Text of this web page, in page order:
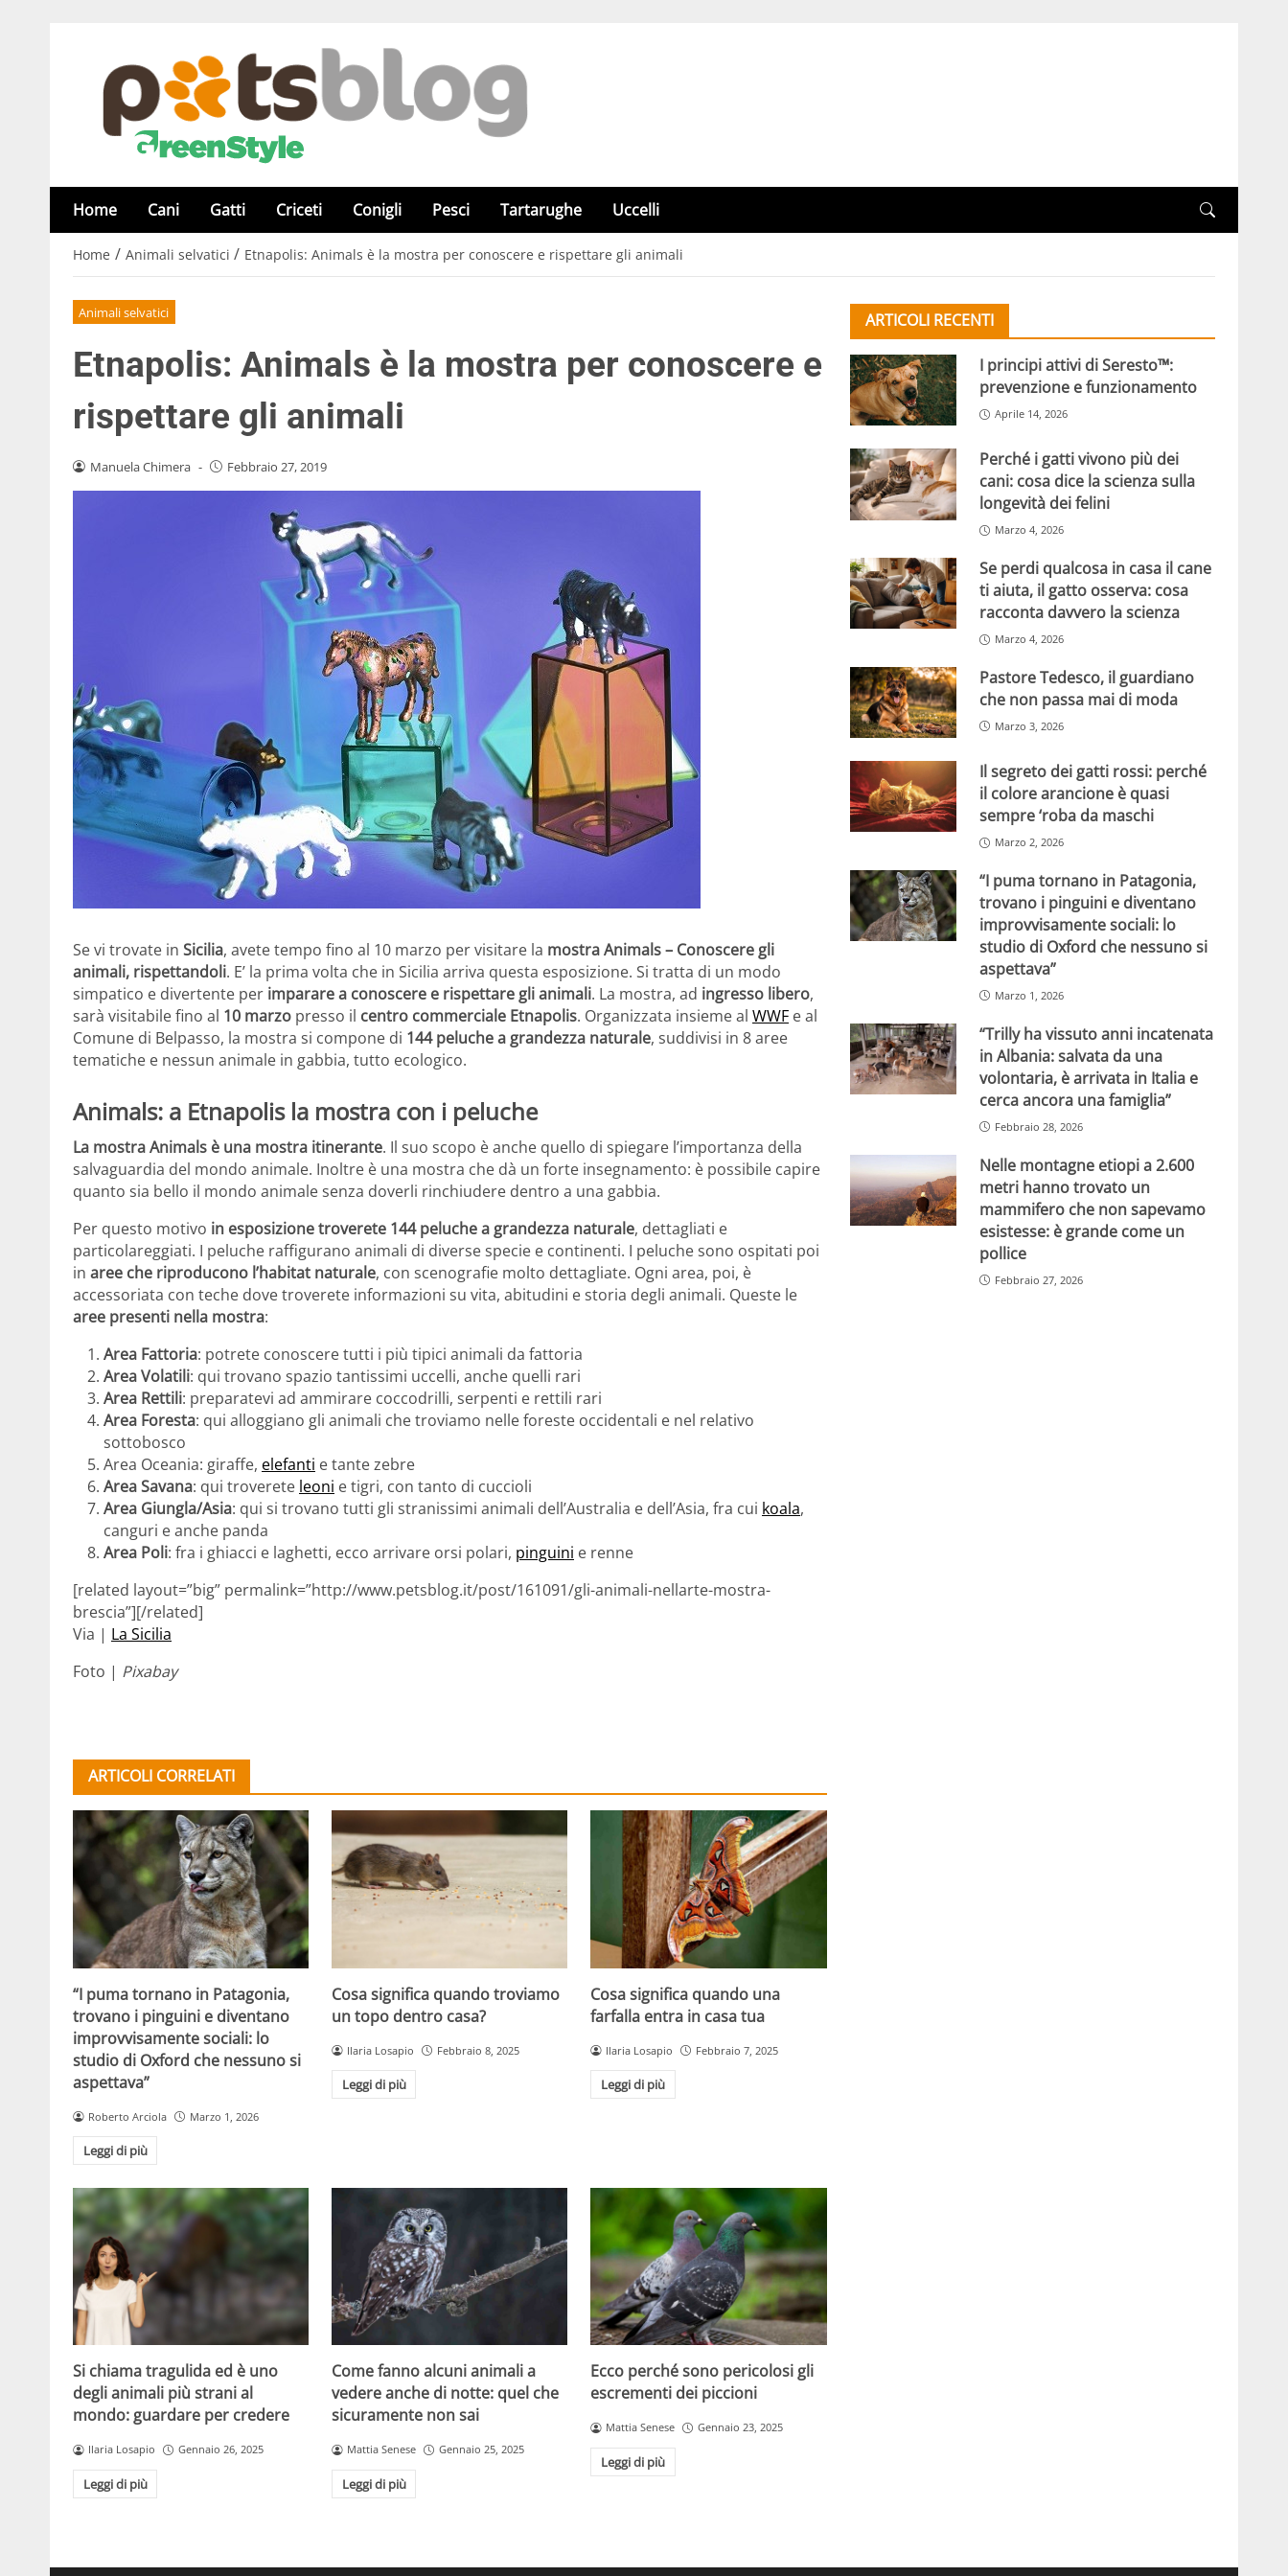
Home Cani Gatti Criceti Conigli Pesci Tartarughe Uccelli
Home / Animali selvatici / Etnapolis: Animals è la mostra per conoscere e rispettare gli animali
Animali selvatici
Etnapolis: Animals è la mostra per conoscere e
rispettare gli animali
Manuela Chimera - Febbraio 27, 2019
Se vi trovate in Sicilia, avete tempo fino al 10 marzo per visitare la mostra Animals – Conoscere gli
animali, rispettandoli. E’ la prima volta che in Sicilia arriva questa esposizione. Si tratta di un modo
simpatico e divertente per imparare a conoscere e rispettare gli animali. La mostra, ad ingresso libero,
sarà visitabile fino al 10 marzo presso il centro commerciale Etnapolis. Organizzata insieme al WWF e al
Comune di Belpasso, la mostra si compone di 144 peluche a grandezza naturale, suddivisi in 8 aree
tematiche e nessun animale in gabbia, tutto ecologico.
Animals: a Etnapolis la mostra con i peluche
La mostra Animals è una mostra itinerante. Il suo scopo è anche quello di spiegare l’importanza della
salvaguardia del mondo animale. Inoltre è una mostra che dà un forte insegnamento: è possibile capire
quanto sia bello il mondo animale senza doverli rinchiudere dentro a una gabbia.
Per questo motivo in esposizione troverete 144 peluche a grandezza naturale, dettagliati e
particolareggiati. I peluche raffigurano animali di diverse specie e continenti. I peluche sono ospitati poi
in aree che riproducono l’habitat naturale, con scenografie molto dettagliate. Ogni area, poi, è
accessoriata con teche dove troverete informazioni su vita, abitudini e storia degli animali. Queste le
aree presenti nella mostra:
Area Fattoria: potrete conoscere tutti i più tipici animali da fattoria
Area Volatili: qui trovano spazio tantissimi uccelli, anche quelli rari
Area Rettili: preparatevi ad ammirare coccodrilli, serpenti e rettili rari
Area Foresta: qui alloggiano gli animali che troviamo nelle foreste occidentali e nel relativo
sottobosco
Area Oceania: giraffe, elefanti e tante zebre
Area Savana: qui troverete leoni e tigri, con tanto di cuccioli
Area Giungla/Asia: qui si trovano tutti gli stranissimi animali dell’Australia e dell’Asia, fra cui koala,
canguri e anche panda
Area Poli: fra i ghiacci e laghetti, ecco arrivare orsi polari, pinguini e renne
[related layout=”big” permalink=”http://www.petsblog.it/post/161091/gli-animali-nellarte-mostra-
brescia”][/related]
Via | La Sicilia
Foto | Pixabay
ARTICOLI CORRELATI
“I puma tornano in Patagonia,
trovano i pinguini e diventano
improvvisamente sociali: lo
studio di Oxford che nessuno si
aspettava”
Roberto Arciola Marzo 1, 2026
Leggi di più
Cosa significa quando troviamo
un topo dentro casa?
Ilaria Losapio Febbraio 8, 2025
Leggi di più
Cosa significa quando una
farfalla entra in casa tua
Ilaria Losapio Febbraio 7, 2025
Leggi di più
Si chiama tragulida ed è uno
degli animali più strani al
mondo: guardare per credere
Ilaria Losapio Gennaio 26, 2025
Leggi di più
Come fanno alcuni animali a
vedere anche di notte: quel che
sicuramente non sai
Mattia Senese Gennaio 25, 2025
Leggi di più
Ecco perché sono pericolosi gli
escrementi dei piccioni
Mattia Senese Gennaio 23, 2025
Leggi di più
ARTICOLI RECENTI
I principi attivi di Seresto™:
prevenzione e funzionamento
Aprile 14, 2026
Perché i gatti vivono più dei
cani: cosa dice la scienza sulla
longevità dei felini
Marzo 4, 2026
Se perdi qualcosa in casa il cane
ti aiuta, il gatto osserva: cosa
racconta davvero la scienza
Marzo 4, 2026
Pastore Tedesco, il guardiano
che non passa mai di moda
Marzo 3, 2026
Il segreto dei gatti rossi: perché
il colore arancione è quasi
sempre ‘roba da maschi
Marzo 2, 2026
“I puma tornano in Patagonia,
trovano i pinguini e diventano
improvvisamente sociali: lo
studio di Oxford che nessuno si
aspettava”
Marzo 1, 2026
“Trilly ha vissuto anni incatenata
in Albania: salvata da una
volontaria, è arrivata in Italia e
cerca ancora una famiglia”
Febbraio 28, 2026
Nelle montagne etiopi a 2.600
metri hanno trovato un
mammifero che non sapevamo
esistesse: è grande come un
pollice
Febbraio 27, 2026